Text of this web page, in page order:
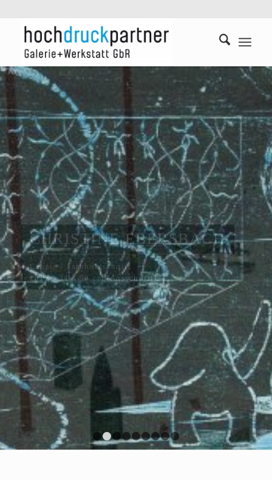
SUSANN HOCH
Ausflug
Farbholzschnitt / 2014
(Ausschnitt)
1 2 3 4 5 6 7 8 9